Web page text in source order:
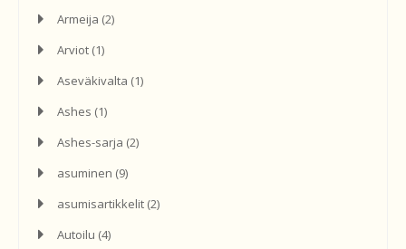
Armeija (2)
Arviot (1)
Aseväkivalta (1)
Ashes (1)
Ashes-sarja (2)
asuminen (9)
asumisartikkelit (2)
Autoilu (4)